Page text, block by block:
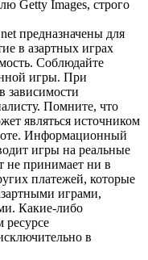
Getty Images, строго
предназначены для
в азартных играх
Соблюдайте
игры. При
зависимости
Помните, что
являться источником
Информационный
игры на реальные
не принимает ни в
платежей, которые
играми,
Какие-либо
в